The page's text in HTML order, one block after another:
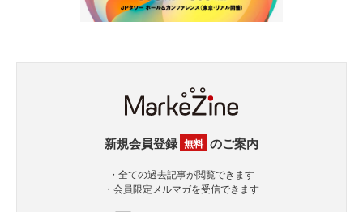
新規会員登録 無料 のご案内
・全ての過去記事が閲覧できます
・会員限定メルマガを受信できます